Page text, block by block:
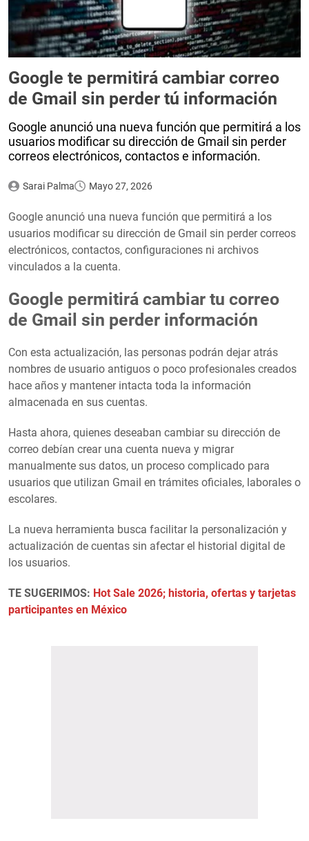
Google te permitirá cambiar correo
de Gmail sin perder tú información
Google anunció una nueva función que permitirá a los
usuarios modificar su dirección de Gmail sin perder
correos electrónicos, contactos e información.
Sarai Palma Mayo 27, 2026
Google anunció una nueva función que permitirá a los
usuarios modificar su dirección de Gmail sin perder correos
electrónicos, contactos, configuraciones ni archivos
vinculados a la cuenta.
Google permitirá cambiar tu correo
de Gmail sin perder información
Con esta actualización, las personas podrán dejar atrás
nombres de usuario antiguos o poco profesionales creados
hace años y mantener intacta toda la información
almacenada en sus cuentas.
Hasta ahora, quienes deseaban cambiar su dirección de
correo debían crear una cuenta nueva y migrar
manualmente sus datos, un proceso complicado para
usuarios que utilizan Gmail en trámites oficiales, laborales o
escolares.
La nueva herramienta busca facilitar la personalización y
actualización de cuentas sin afectar el historial digital de
los usuarios.
TE SUGERIMOS: Hot Sale 2026; historia, ofertas y tarjetas
participantes en México